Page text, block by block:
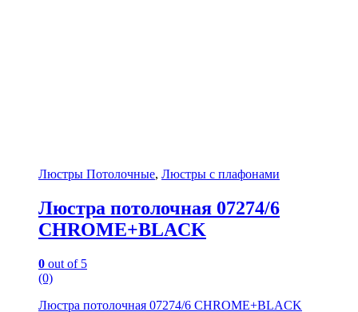
Люстры Потолочные, Люстры с плафонами
Люстра потолочная 07274/6
CHROME+BLACK
0 out of 5
(0)
Люстра потолочная 07274/6 CHROME+BLACK